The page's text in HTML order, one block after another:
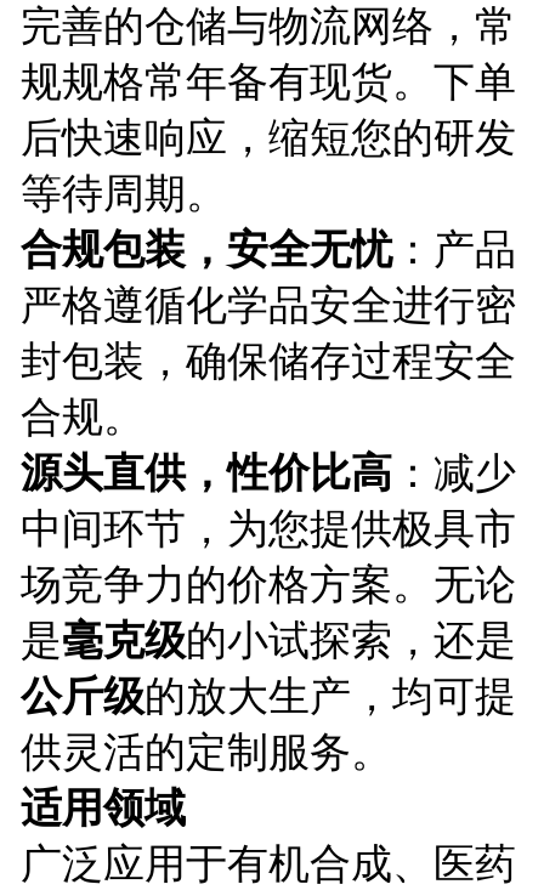
完善的仓储与物流网络，常
规规格常年备有现货。下单
后快速响应，缩短您的研发
等待周期。
合规包装，安全无忧：产品
严格遵循化学品安全进行密
封包装，确保储存过程安全
合规。
源头直供，性价比高：减少
中间环节，为您提供极具市
场竞争力的价格方案。无论
是毫克级的小试探索，还是
公斤级的放大生产，均可提
供灵活的定制服务。
适用领域
广泛应用于有机合成、医药